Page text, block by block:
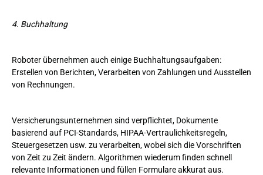
4. Buchhaltung
Roboter übernehmen auch einige Buchhaltungsaufgaben:
Erstellen von Berichten, Verarbeiten von Zahlungen und Ausstellen
von Rechnungen.
Versicherungsunternehmen sind verpflichtet, Dokumente
basierend auf PCI-Standards, HIPAA-Vertraulichkeitsregeln,
Steuergesetzen usw. zu verarbeiten, wobei sich die Vorschriften
von Zeit zu Zeit ändern. Algorithmen wiederum finden schnell
relevante Informationen und füllen Formulare akkurat aus.